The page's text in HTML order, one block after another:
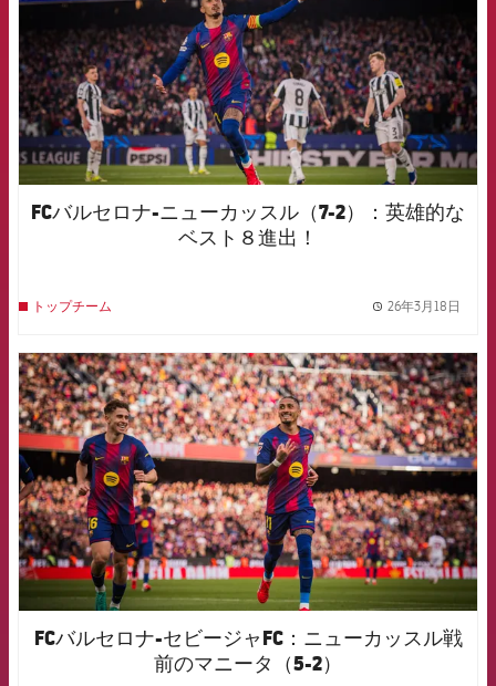
FCバルセロナ-ニューカッスル（7-2）：英雄的な
ベスト８進出！
トップチーム 26年3月18日
FCB Barcelona badge
FCバルセロナ-セビージャFC：ニューカッスル戦
前のマニータ（5-2）